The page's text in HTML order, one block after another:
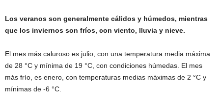
Los veranos son generalmente cálidos y húmedos, mientras
que los inviernos son fríos, con viento, lluvia y nieve.
El mes más caluroso es julio, con una temperatura media máxima
de 28 °C y mínima de 19 °C, con condiciones húmedas. El mes
más frío, es enero, con temperaturas medias máximas de 2 °C y
mínimas de -6 °C.